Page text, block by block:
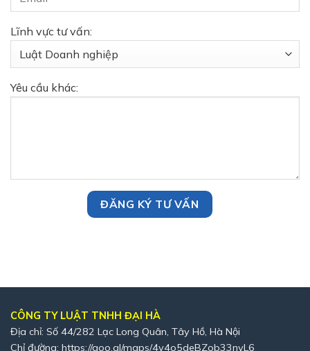
Lĩnh vực tư vấn:
Yêu cầu khác:
CÔNG TY LUẬT TNHH ĐẠI HÀ
Địa chỉ: Số 44/282 Lạc Long Quân, Tây Hồ, Hà Nội
Chỉ đường: https://goo.gl/maps/4v4o5deBZob33nvL6